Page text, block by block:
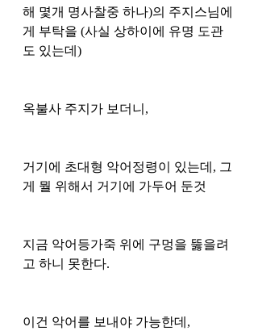
해 몇개 명사찰중 하나)의 주지스님에
게 부탁을 (사실 상하이에 유명 도관
도 있는데)
옥불사 주지가 보더니,
거기에 초대형 악어정령이 있는데, 그
게 뭘 위해서 거기에 가두어 둔것
지금 악어등가죽 위에 구멍을 뚫을려
고 하니 못한다.
이건 악어를 보내야 가능한데,